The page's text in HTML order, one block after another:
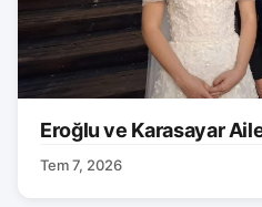
Eroğlu ve Karasayar
Tem 7, 2026